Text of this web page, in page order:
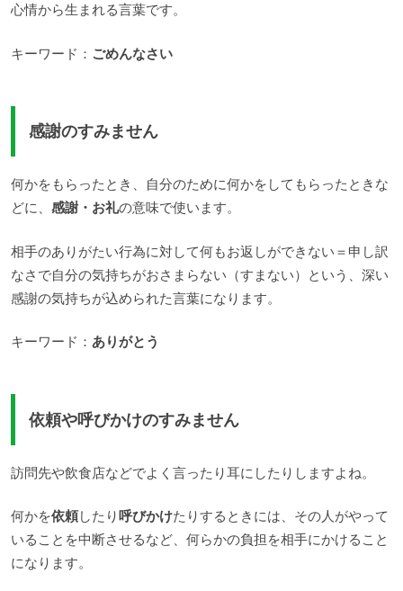
心情から生まれる言葉です。
キーワード： ごめんなさい
感謝のすみません
何かをもらったとき、自分のために何かをしてもらったときな
どに、 感謝・お礼の意味で使います。
相手のありがたい行為に対して何もお返しができない＝申し訳
なさで自分の気持ちがおさまらない（すまない）という、深い
感謝の気持ちが込められた言葉になります。
キーワード： ありがとう
依頼や呼びかけのすみません
訪問先や飲食店などでよく言ったり耳にしたりしますよね。
何かを依頼したり呼びかけたりするときには、その人がやって
いることを中断させるなど、何らかの負担を相手にかけること
になります。